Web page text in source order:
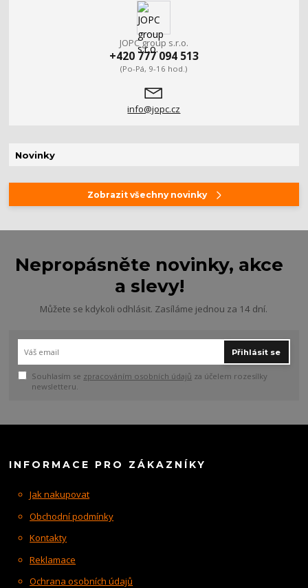
JOPC group s.r.o.
+420 777 094 513
(Po-Pá, 9-16 hod.)
info@jopc.cz
Novinky
Zobrazit všechny novinky
Nepropásněte novinky, akce
a slevy!
Můžete se kdykoli odhlásit. Zasíláme jednou za 14 dní.
Přihlásit se
Souhlasím se zpracováním osobních údajů za účelem rozesílky
newsletteru.
INFORMACE PRO ZÁKAZNÍKY
Jak nakupovat
Obchodní podmínky
Kontakty
Reklamace
Ochrana osobních údajů